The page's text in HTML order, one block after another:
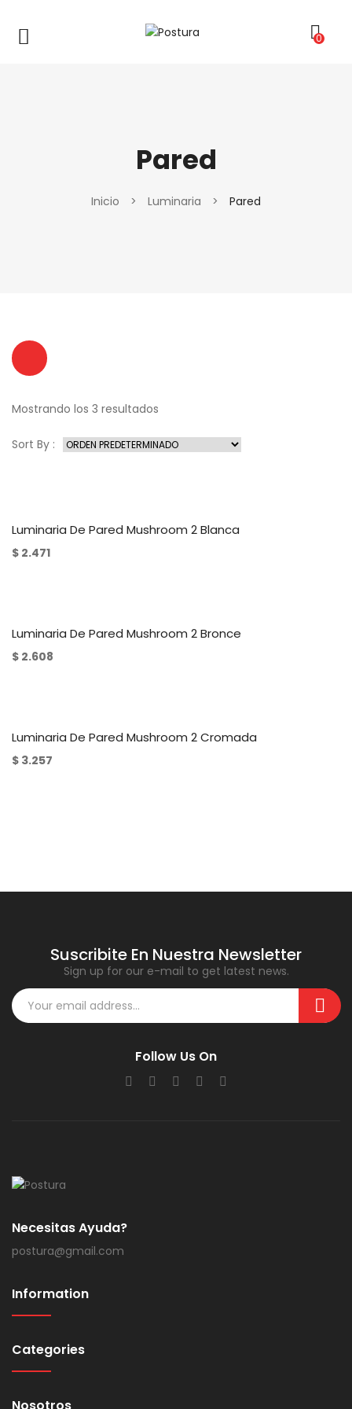
0
Pared
Inicio > Luminaria > Pared
Mostrando los 3 resultados
Sort By :
Luminaria De Pared Mushroom 2 Blanca
$ 2.471
Luminaria De Pared Mushroom 2 Bronce
$ 2.608
Luminaria De Pared Mushroom 2 Cromada
$ 3.257
Suscribite En Nuestra Newsletter
Sign up for our e-mail to get latest news.
Follow Us On
Necesitas Ayuda?
postura@gmail.com
Information
Categories
Nosotros